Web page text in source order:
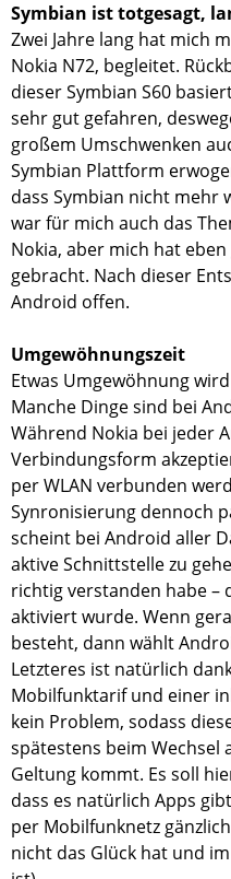
Symbian ist totgesagt,
Zwei Jahre lang hat mich
Nokia N72, begleitet.
dieser Symbian S60
sehr gut gefahren,
großem Umschwenken
Symbian Plattform
dass Symbian nicht mehr
war für mich auch das
Nokia, aber mich hat
gebracht. Nach dieser
Android offen.
Umgewöhnungszeit
Etwas Umgewöhnung
Manche Dinge sind bei
Während Nokia bei jeder
Verbindungsform
per WLAN verbunden
Synronisierung dennoch
scheint bei Android aller
aktive Schnittstelle zu
richtig verstanden habe –
aktiviert wurde. Wenn
besteht, dann wählt
Letzteres ist natürlich
Mobilfunktarif und einer
kein Problem, sodass
spätestens beim Wechsel
Geltung kommt. Es soll
dass es natürlich Apps
per Mobilfunknetz
nicht das Glück hat und